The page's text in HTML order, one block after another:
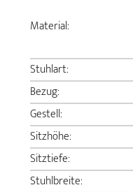
Material:
Stuhlart:
Bezug:
Gestell:
Sitzhöhe:
Sitztiefe:
Stuhlbreite: